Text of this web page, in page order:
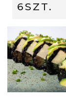
6SZT.